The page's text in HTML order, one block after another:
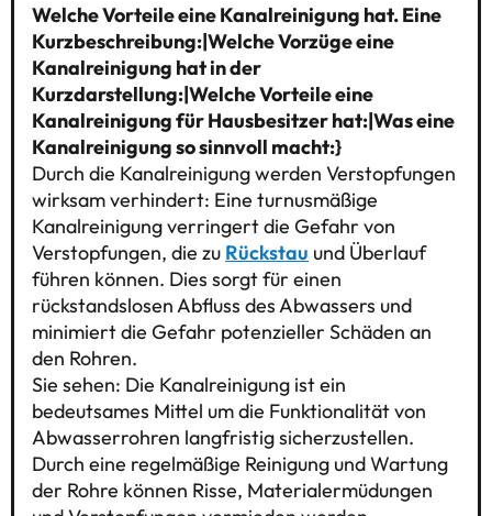
Welche Vorteile eine Kanalreinigung hat. Eine
Kurzbeschreibung:|Welche Vorzüge eine
Kanalreinigung hat in der
Kurzdarstellung:|Welche Vorteile eine
Kanalreinigung für Hausbesitzer hat:|Was eine
Kanalreinigung so sinnvoll macht:}
Durch die Kanalreinigung werden Verstopfungen
wirksam verhindert: Eine turnusmäßige
Kanalreinigung verringert die Gefahr von
Verstopfungen, die zu Rückstau und Überlauf
führen können. Dies sorgt für einen
rückstandslosen Abfluss des Abwassers und
minimiert die Gefahr potenzieller Schäden an
den Rohren.
Sie sehen: Die Kanalreinigung ist ein
bedeutsames Mittel um die Funktionalität von
Abwasserrohren langfristig sicherzustellen.
Durch eine regelmäßige Reinigung und Wartung
der Rohre können Risse, Materialermüdungen